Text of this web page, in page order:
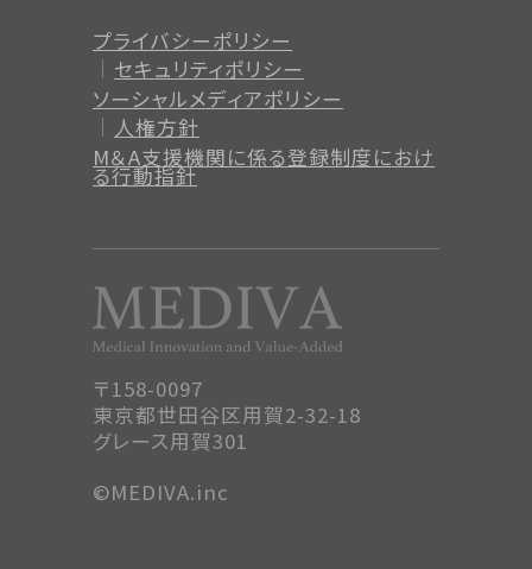
〒158-0097
東京都世田谷区用賀2-32-18
グレース用賀301
プライバシーポリシー
セキュリティポリシー
ソーシャルメディアポリシー
人権方針
M＆A支援機関に係る登録制度におけ
る行動指針
©MEDIVA.inc